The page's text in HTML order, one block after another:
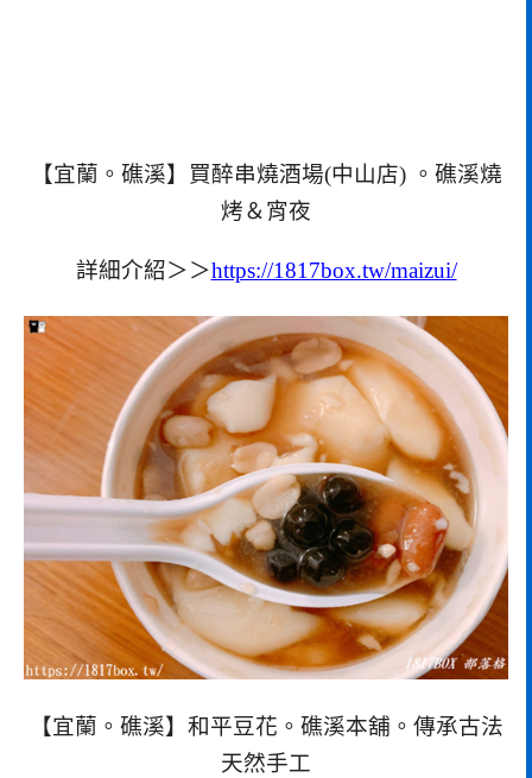
【宜蘭。礁溪】買醉串燒酒場(中山店) 。礁溪燒
烤＆宵夜
詳細介紹＞＞https://1817box.tw/maizui/
【宜蘭。礁溪】和平豆花。礁溪本舖。傳承古法
天然手工